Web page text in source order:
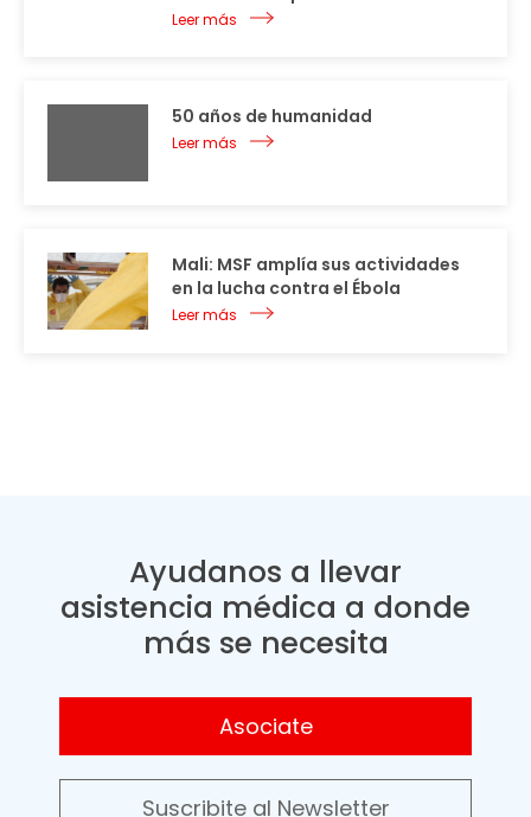
Leer más
50 años de humanidad
Leer más
Mali: MSF amplía sus actividades
en la lucha contra el Ébola
Leer más
Ayudanos a llevar
asistencia médica a donde
más se necesita
Asociate
Suscribite al Newsletter